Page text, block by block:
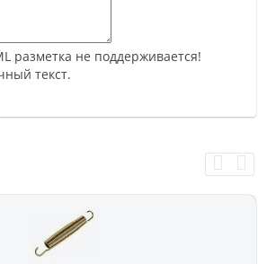
разметка не поддерживается!
текст.